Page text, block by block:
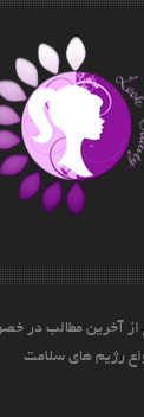
از آخرین مطالب در
رژیم های سلامت